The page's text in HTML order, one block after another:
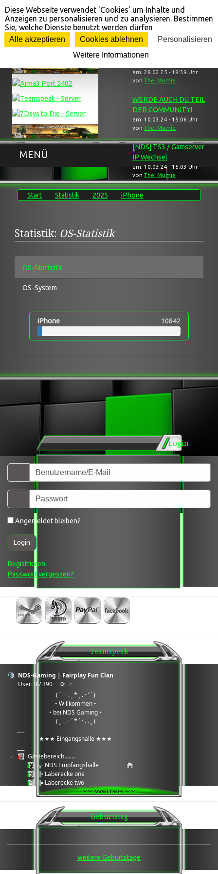
Gameserver ... ... Neuigkeiten
am: 28.02.25 - 18:39 Uhr
von The_Mumie
WERDE AUCH DU TEIL
DER COMMUNITY!
am: 10.03.24 - 15:06 Uhr
von The_Mumie
[NDS] TS3 / Gamserver
IP Wechsel
am: 10.03.24 - 15:03 Uhr
von The_Mumie
MENÜ
Start Statistik 2025 iPhone
Statistik: OS-Statistik
OS-Statistik
OS-System
iPhone 10842
Login
Angemeldet bleiben?
Login
Registrieren
Passwort vergessen?
Teamspeak
NDS-Gaming | Fairplay Fun Clan
User: 0 / 390
⟳ ◌
( ` ' · . ¸ * ¸ . · ' ´ )
• Willkommen •
• bei NDS Gaming •
( ¸ . . · ´ * ` · . . ¸ )
★★★ Eingangshalle ★★★
Gästebereich........
╔ NDS Empfangshalle
╠ Laberecke one
╠ Laberecke two
╠ Laberecke three
╚ Wartungsbereich Serverarbeiten
★★★ Games Ecke ★★★
Games ®: 7Days2Die
Games ®: Enshrouded
Geburtstag
weitere Geburtstage
Cookie-Einstellungen
Diese Webseite verwendet 'Cookies' um Inhalte und
Anzeigen zu personalisieren und zu analysieren. Bestimmen
Sie, welche Dienste benutzt werden dürfen
Alle akzeptieren Cookies ablehnen
Personalisieren
Weitere Informationen